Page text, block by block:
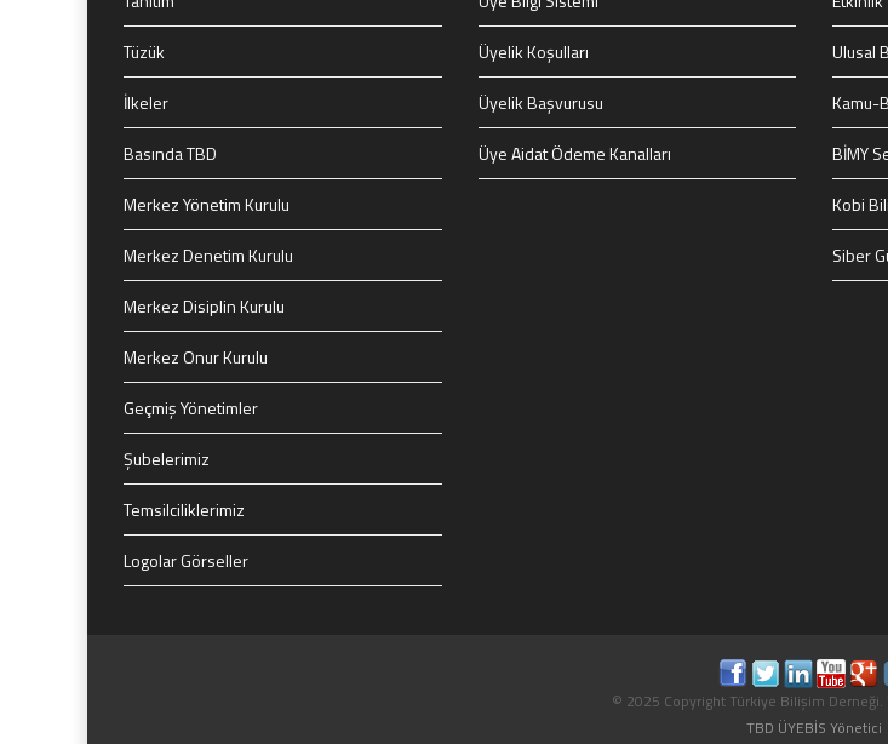
Tüzük
İlkeler
Basında TBD
Merkez Yönetim Kurulu
Merkez Denetim Kurulu
Merkez Disiplin Kurulu
Merkez Onur Kurulu
Geçmiş Yönetimler
Şubelerimiz
Temsilciliklerimiz
Logolar Görseller
Üyelik Koşulları
Üyelik Başvurusu
Üye Aidat Ödeme Kanalları
Ulusal
Kamu-
BİMY
Kobi
Siber
© 2025 Copyright Türkiye Bilişim Derneği.
TBD ÜYEBİS Yönetici